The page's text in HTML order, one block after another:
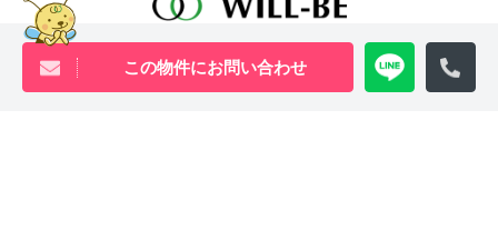
この物件にお問い合わせ
池尻大橋・三軒茶屋・中目黒周辺エリアの物件はウィル・ビーへ
0120-840-834